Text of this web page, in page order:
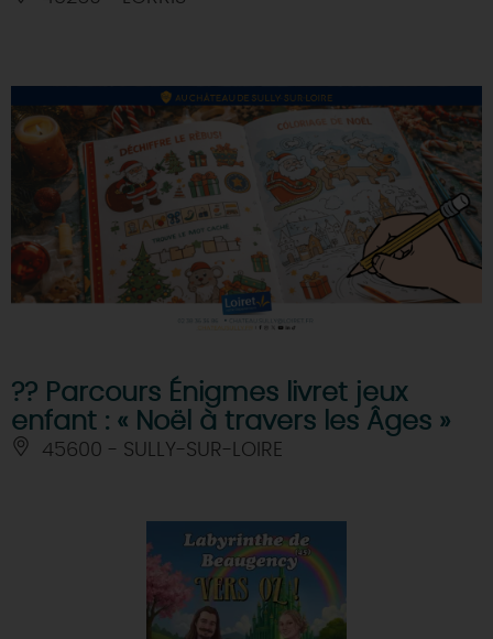
?? Parcours Énigmes livret jeux
enfant : « Noël à travers les Âges »
45600 - SULLY-SUR-LOIRE